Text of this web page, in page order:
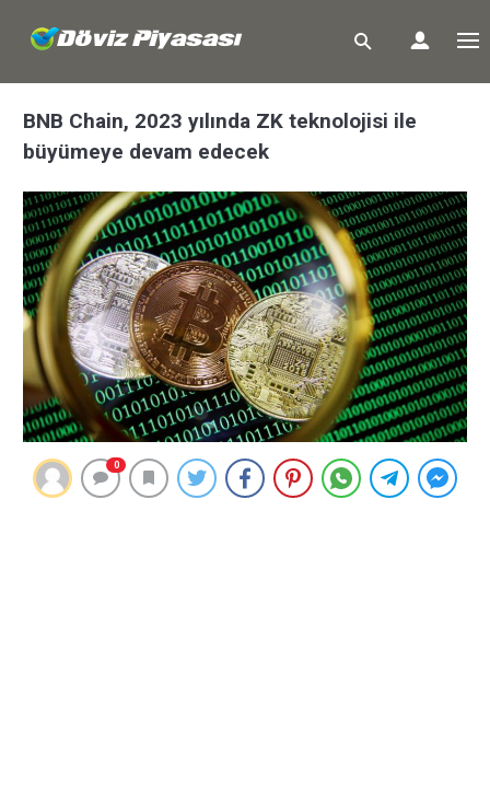
BNB Chain, 2023 yılında ZK teknolojisi ile
büyümeye devam edecek
0